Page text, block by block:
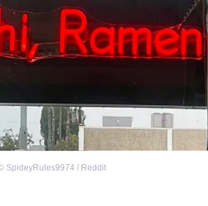
SpideyRules9974 / Reddit